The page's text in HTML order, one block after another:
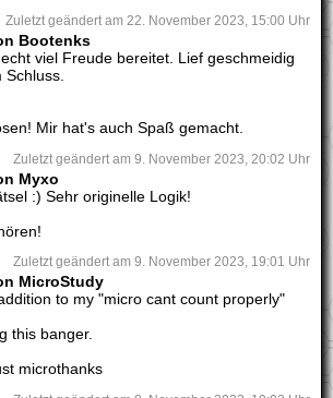
Zuletzt geändert am 22. November 2023, 15:00 Uhr
Bootenks
viel Freude bereitet. Lief geschmeidig
Schluss.
Mir hat's auch Spaß gemacht.
Zuletzt geändert am 9. November 2023, 20:02 Uhr
Myxo
:) Sehr originelle Logik!
Zuletzt geändert am 9. November 2023, 19:01 Uhr
MicroStudy
to my "micro cant count properly"
this banger.
microthanks